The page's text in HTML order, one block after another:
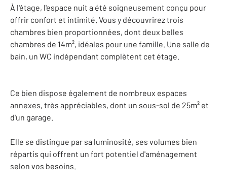
À l'étage, l'espace nuit a été soigneusement conçu pour
offrir confort et intimité. Vous y découvrirez trois
chambres bien proportionnées, dont deux belles
chambres de 14m², idéales pour une famille. Une salle de
bain, un WC indépendant complètent cet étage.
Ce bien dispose également de nombreux espaces
annexes, très appréciables, dont un sous-sol de 25m² et
d'un garage.
Elle se distingue par sa luminosité, ses volumes bien
répartis qui offrent un fort potentiel d'aménagement
selon vos besoins.